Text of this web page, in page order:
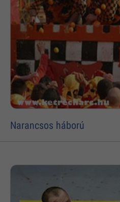
Narancsos háború